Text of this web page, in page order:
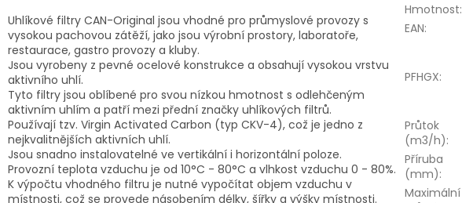
Uhlíkové filtry CAN-Original jsou vhodné pro průmyslové provozy s
vysokou pachovou zátěží, jako jsou výrobní prostory, laboratoře,
restaurace, gastro provozy a kluby.
Jsou vyrobeny z pevné ocelové konstrukce a obsahují vysokou vrstvu
aktivního uhlí.
Tyto filtry jsou oblíbené pro svou nízkou hmotnost s odlehčeným
aktivním uhlím a patří mezi přední značky uhlíkových filtrů.
Používají tzv. Virgin Activated Carbon (typ CKV-4), což je jedno z
nejkvalitnějších aktivních uhlí.
Jsou snadno instalovatelné ve vertikální i horizontální poloze.
Provozní teplota vzduchu je od 10°C - 80°C a vlhkost vzduchu 0 - 80%.
K výpočtu vhodného filtru je nutné vypočítat objem vzduchu v
místnosti, což se provede násobením délky, šířky a výšky místnosti.
Hmotnost:
EAN:
PFHGX:
Průtok
(m3/h):
Příruba
(mm):
Maximální